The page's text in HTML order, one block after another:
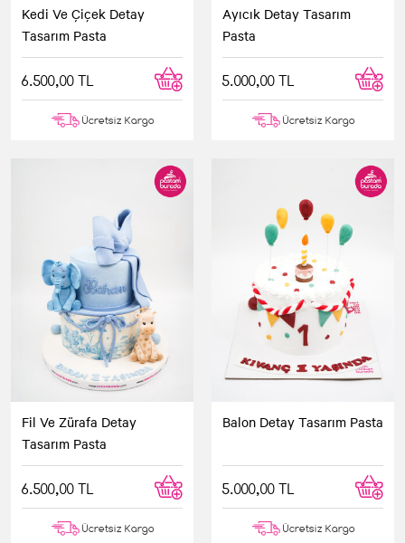
Kedi Ve Çiçek Detay
Tasarım Pasta
6.500,00 TL
Ücretsiz Kargo
Ayıcık Detay Tasarım
Pasta
5.000,00 TL
Ücretsiz Kargo
Fil Ve Zürafa Detay
Tasarım Pasta
6.500,00 TL
Ücretsiz Kargo
Balon Detay Tasarım Pasta
5.000,00 TL
Ücretsiz Kargo